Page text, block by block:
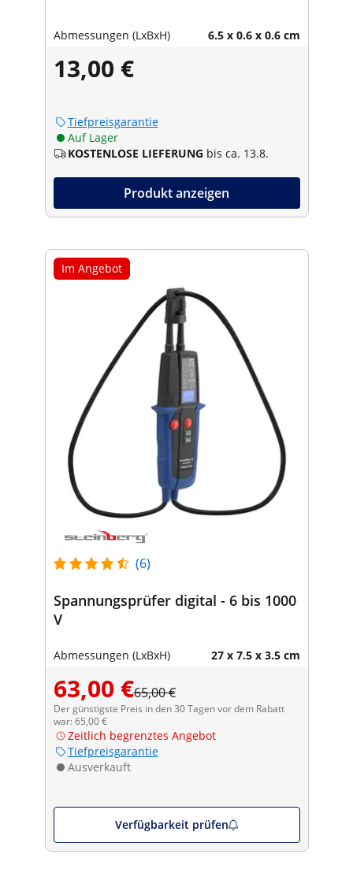
Abmessungen (LxBxH) 6.5 x 0.6 x 0.6 cm
13,00 €
Tiefpreisgarantie
Auf Lager
KOSTENLOSE LIEFERUNG bis ca. 13.8.
Produkt anzeigen
Im Angebot
(6)
Spannungsprüfer digital - 6 bis 1000
V
Abmessungen (LxBxH) 27 x 7.5 x 3.5 cm
63,00 €65,00 €
Der günstigste Preis in den 30 Tagen vor dem Rabatt
war: 65,00 €
Zeitlich begrenztes Angebot
Tiefpreisgarantie
Ausverkauft
Verfügbarkeit prüfen